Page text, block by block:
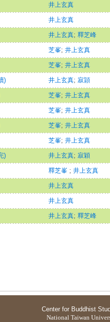
井上玄真
井上玄真
井上玄真; 釋芝峰
芝峯; 井上玄真
芝峯; 井上玄真
) 井上玄真; 寂頴
芝峯; 井上玄真
芝峯; 井上玄真
芝峯; 井上玄真
芝峯; 井上玄真
) 井上玄真; 寂穎
釋芝峯 ; 井上玄真
井上玄真
井上玄真
井上玄真; 釋芝峰
Center for Buddhist
National Taiwan